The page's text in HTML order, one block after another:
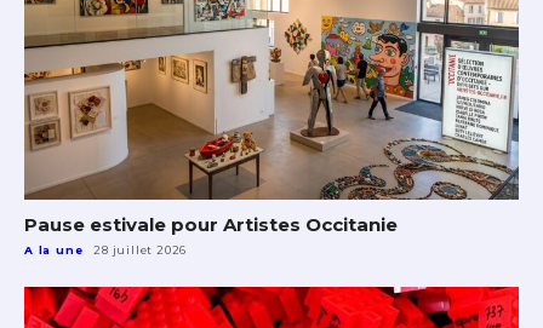
Pause estivale pour Artistes Occitanie
A la une 28 juillet 2026